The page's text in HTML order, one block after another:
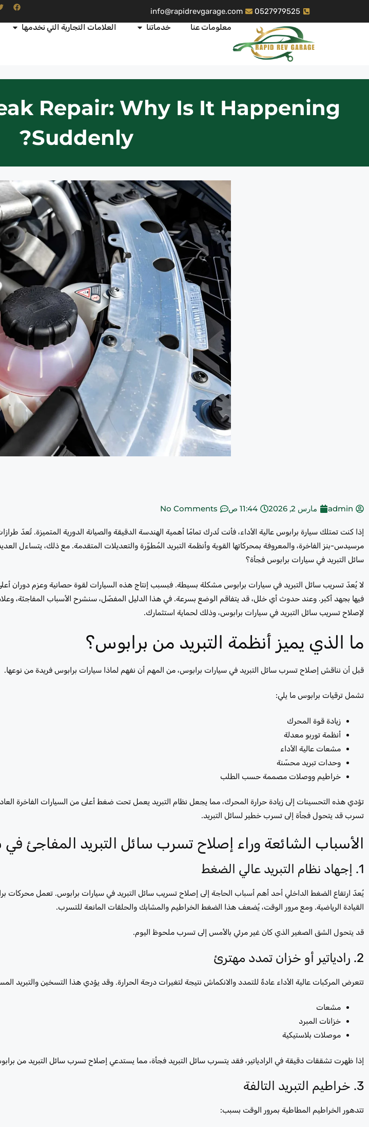
0527979525
info@rapidrevgarage.com
معلومات عنا
خدماتنا العلامات التجارية التي نخدمها
Repair: Why Is It Happening
Suddenly?
admin مارس 2, 2026 11:44 ص No Comments
إذا كنت تمتلك سيارة برابوس عالية الأداء، فأنت تُدرك تمامًا أهمية الهندسة الدقيقة والصيانة الدورية المتميزة. تُعدّ
مرسيدس-بنز الفاخرة، والمعروفة بمحركاتها القوية وأنظمة التبريد المُطوّرة والتعديلات المتقدمة. مع ذلك، يتساءل
سائل التبريد في سيارات برابوس فجأة؟
لا يُعدّ تسريب سائل التبريد في سيارات برابوس مشكلة بسيطة. فبسبب إنتاج هذه السيارات لقوة حصانية وعزم دوران أعلى
فيها بجهد أكبر. وعند حدوث أي خلل، قد يتفاقم الوضع بسرعة. في هذا الدليل المفصّل، سنشرح الأسباب المفاجئة،
لإصلاح تسريب سائل التبريد في سيارات برابوس، وذلك لحماية استثمارك.
ما الذي يميز أنظمة التبريد من برابوس؟
قبل أن نناقش إصلاح تسرب سائل التبريد في سيارات برابوس، من المهم أن نفهم لماذا سيارات برابوس فريدة من نوعها.
تشمل ترقيات برابوس ما يلي:
زيادة قوة المحرك
أنظمة توربو معدلة
مشعات عالية الأداء
وحدات تبريد محسّنة
خراطيم ووصلات مصممة حسب الطلب
تؤدي هذه التحسينات إلى زيادة حرارة المحرك، مما يجعل نظام التبريد يعمل تحت ضغط أعلى من السيارات الفاخرة
تسرب قد يتحول فجأة إلى تسرب خطير لسائل التبريد.
الأسباب الشائعة وراء إصلاح تسرب سائل التبريد المفاجئ
1. إجهاد نظام التبريد عالي الضغط
يُعدّ ارتفاع الضغط الداخلي أحد أهم أسباب الحاجة إلى إصلاح تسريب سائل التبريد في سيارات برابوس. تعمل محركات
القيادة الرياضية. ومع مرور الوقت، يُضعف هذا الضغط الخراطيم والمشابك والحلقات المانعة للتسرب.
قد يتحول الشق الصغير الذي كان غير مرئي بالأمس إلى تسرب ملحوظ اليوم.
2. رادياتير أو خزان تمدد مهترئ
تتعرض المركبات عالية الأداء عادةً للتمدد والانكماش نتيجة لتغيرات درجة الحرارة. وقد يؤدي هذا التسخين والتبريد
مشعات
خزانات المبرد
موصلات بلاستيكية
إذا ظهرت تشققات دقيقة في الرادياتير، فقد يتسرب سائل التبريد فجأة، مما يستدعي إصلاح تسرب سائل التبريد من
3. خراطيم التبريد التالفة
تتدهور الخراطيم المطاطية بمرور الوقت بسبب: